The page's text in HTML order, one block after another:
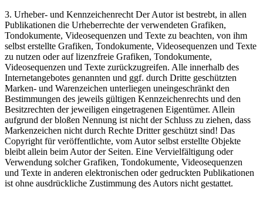
3. Urheber- und Kennzeichenrecht Der Autor ist bestrebt, in allen
Publikationen die Urheberrechte der verwendeten Grafiken,
Tondokumente, Videosequenzen und Texte zu beachten, von ihm
selbst erstellte Grafiken, Tondokumente, Videosequenzen und Texte
zu nutzen oder auf lizenzfreie Grafiken, Tondokumente,
Videosequenzen und Texte zurückzugreifen. Alle innerhalb des
Internetangebotes genannten und ggf. durch Dritte geschützten
Marken- und Warenzeichen unterliegen uneingeschränkt den
Bestimmungen des jeweils gültigen Kennzeichenrechts und den
Besitzrechten der jeweiligen eingetragenen Eigentümer. Allein
aufgrund der bloßen Nennung ist nicht der Schluss zu ziehen, dass
Markenzeichen nicht durch Rechte Dritter geschützt sind! Das
Copyright für veröffentlichte, vom Autor selbst erstellte Objekte
bleibt allein beim Autor der Seiten. Eine Vervielfältigung oder
Verwendung solcher Grafiken, Tondokumente, Videosequenzen
und Texte in anderen elektronischen oder gedruckten Publikationen
ist ohne ausdrückliche Zustimmung des Autors nicht gestattet.